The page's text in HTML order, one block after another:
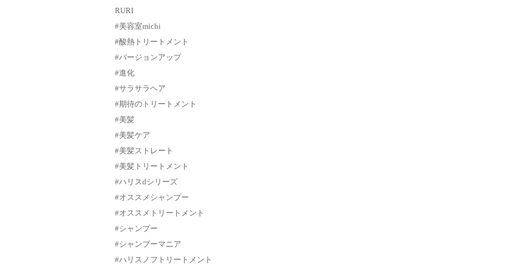
RURI
#美容室michi
#酸熱トリートメント
#バージョンアップ
#進化
#サラサラヘア
#期待のトリートメント
#美髪
#美髪ケア
#美髪ストレート
#美髪トリートメント
#ハリスdシリーズ
#オススメシャンプー
#オススメトリートメント
#シャンプー
#シャンプーマニア
#ハリスノフトリートメント